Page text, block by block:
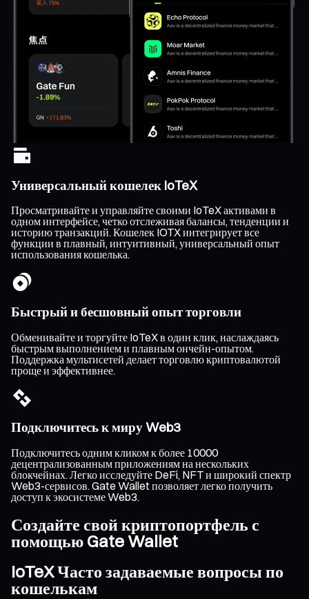
Универсальный кошелек IoTeX
Просматривайте и управляйте своими IoTeX активами в
одном интерфейсе, четко отслеживая балансы, тенденции и
историю транзакций. Кошелек IOTX интегрирует все
функции в плавный, интуитивный, универсальный опыт
использования кошелька.
Быстрый и бесшовный опыт торговли
Обменивайте и торгуйте IoTeX в один клик, наслаждаясь
быстрым выполнением и плавным ончейн-опытом.
Поддержка мультисетей делает торговлю криптовалютой
проще и эффективнее.
Подключитесь к миру Web3
Подключитесь одним кликом к более 10000
децентрализованным приложениям на нескольких
блокчейнах. Легко исследуйте DeFi, NFT и широкий спектр
Web3-сервисов. Gate Wallet позволяет легко получить
доступ к экосистеме Web3.
Создайте свой криптопортфель с
помощью Gate Wallet
IoTeX Часто задаваемые вопросы по
кошелькам